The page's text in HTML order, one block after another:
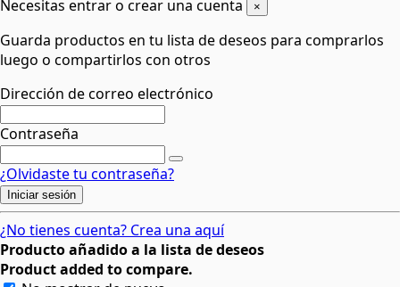
Necesitas entrar o crear una cuenta ×
Guarda productos en tu lista de deseos para comprarlos
luego o compartirlos con otros
Dirección de correo electrónico
Contraseña
¿Olvidaste tu contraseña?
Iniciar sesión
¿No tienes cuenta? Crea una aquí
Producto añadido a la lista de deseos
Product added to compare.